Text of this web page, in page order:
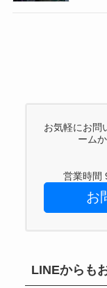
お気軽にお問
ーム
営業時間
お
LINEからも